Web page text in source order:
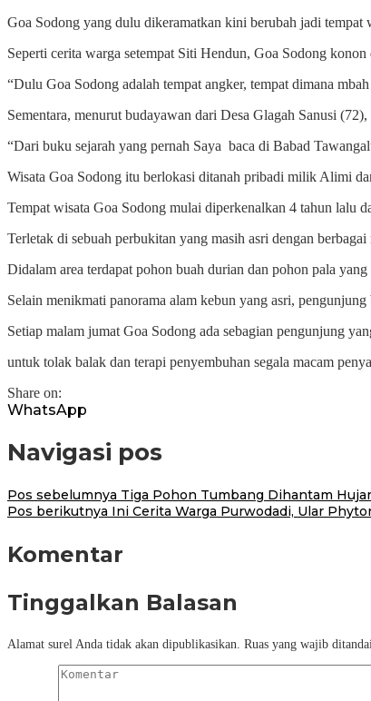
Goa Sodong yang dulu dikeramatkan kini berubah jadi tempat
Seperti cerita warga setempat Siti Hendun, Goa Sodong
“Dulu Goa Sodong adalah tempat angker, tempat dimana
Sementara, menurut budayawan dari Desa Glagah Sanusi
“Dari buku sejarah yang pernah Saya baca di Babad
Wisata Goa Sodong itu berlokasi ditanah pribadi milik Alimi
Tempat wisata Goa Sodong mulai diperkenalkan 4 tahun lalu
Terletak di sebuah perbukitan yang masih asri dengan
Didalam area terdapat pohon buah durian dan pohon pala
Selain menikmati panorama alam kebun yang asri,
Setiap malam jumat Goa Sodong ada sebagian pengunjung
untuk tolak balak dan terapi penyembuhan segala macam
Share on:
WhatsApp
Navigasi pos
Pos sebelumnya Tiga Pohon Tumbang Dihantam
Pos berikutnya Ini Cerita Warga Purwodadi, Ular
Komentar
Tinggalkan Balasan
Alamat surel Anda tidak akan dipublikasikan. Ruas yang wajib ditandai